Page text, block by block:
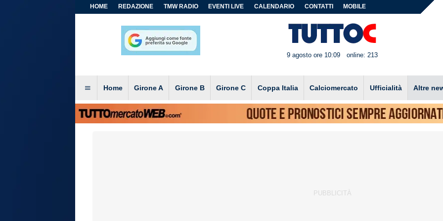
HOME REDAZIONE TMW RADIO EVENTI LIVE CALENDARIO CONTATTI MOBILE
9 agosto ore 10:09 online: 213
Home Girone A Girone B Girone C Coppa Italia Calciomercato Ufficialità Altre